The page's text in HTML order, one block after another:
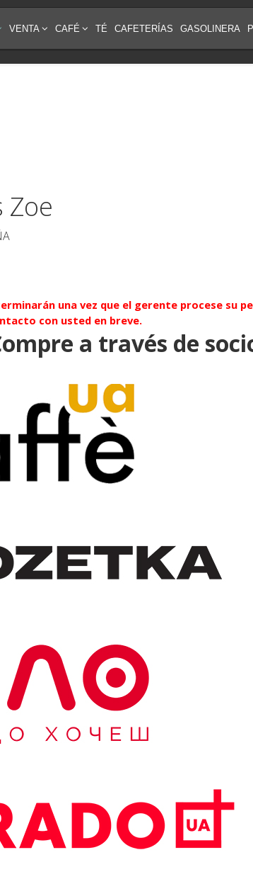
VENTA CAFÉ TÉ CAFETERÍAS GASOLINERA
Zoe
una vez que el gerente procese su
con usted en breve.
a través de